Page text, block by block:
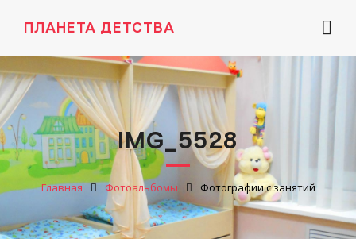
ПЛАНЕТА ДЕТСТВА
IMG_5528
Главная Фотоальбомы Фотографии с занятий